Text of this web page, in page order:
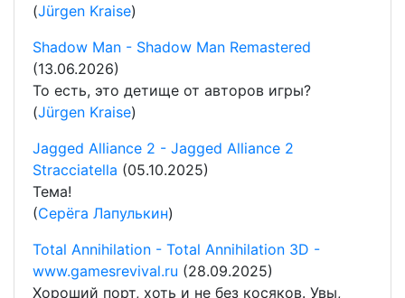
(Jürgen Kraise)
Shadow Man - Shadow Man Remastered
(13.06.2026)
То есть, это детище от авторов игры?
(Jürgen Kraise)
Jagged Alliance 2 - Jagged Alliance 2
Stracciatella (05.10.2025)
Тема!
(Серёга Лапулькин)
Total Annihilation - Total Annihilation 3D -
www.gamesrevival.ru (28.09.2025)
Хороший порт, хоть и не без косяков. Увы,